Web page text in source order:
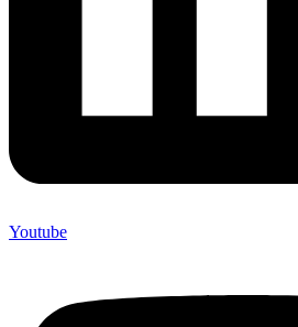
Youtube